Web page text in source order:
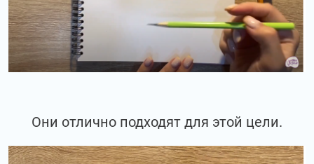
Они отлично подходят для этой цели.